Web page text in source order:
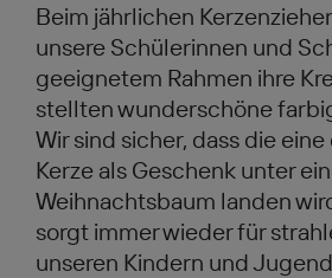
Beim jährlichen
unsere Schülerinnen und
geeignetem Rahmen ihre
stellten wunderschöne
Wir sind sicher, dass die
Kerze als Geschenk unter
Weihnachtsbaum landen
sorgt immer wieder für
unseren Kindern und